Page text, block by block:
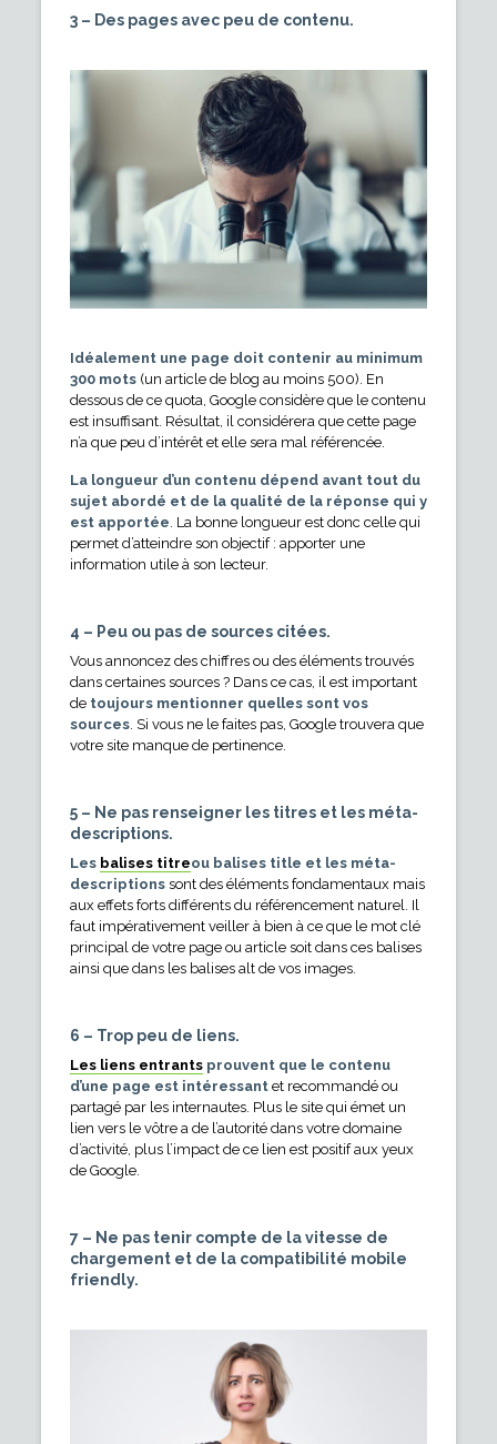
3 – Des pages avec peu de contenu.
Idéalement une page doit contenir au minimum
300 mots(un article de blog au moins 500). En
dessous de ce quota, Google considère que le contenu
est insuffisant. Résultat, il considérera que cette page
n’a que peu d’intérêt et elle sera mal référencée.
La longueur d’un contenu dépend avant tout du
sujet abordé et de la qualité de la réponse qui y
est apportée . La bonne longueur est donc celle qui
permet d’atteindre son objectif : apporter une
information utile à son lecteur.
4 – Peu ou pas de sources citées.
Vous annoncez des chiffres ou des éléments trouvés
dans certaines sources ? Dans ce cas, il est important
de toujours mentionner quelles sont vos
sources. Si vous ne le faites pas, Google trouvera que
votre site manque de pertinence.
5 – Ne pas renseigner les titres et les méta-
descriptions.
Les balises titreou balises title et les méta-
descriptionssont des éléments fondamentaux mais
aux effets forts différents du référencement naturel. Il
faut impérativement veiller à bien à ce que le mot clé
principal de votre page ou article soit dans ces balises
ainsi que dans les balises alt de vos images.
6 – Trop peu de liens.
Les liens entrantsprouvent que le contenu
d’une page est intéressantet recommandé ou
partagé par les internautes. Plus le site qui émet un
lien vers le vôtre a de l’autorité dans votre domaine
d’activité, plus l’impact de ce lien est positif aux yeux
de Google.
7 – Ne pas tenir compte de la vitesse de
chargement et de la compatibilité mobile
friendly.